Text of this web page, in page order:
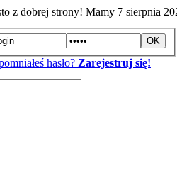
z dobrej strony! Mamy 7 sierpnia
hasło? Zarejestruj się!